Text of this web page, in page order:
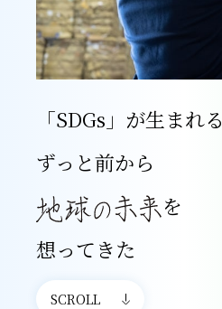
「SDGs」が生まれる
ずっと前から
を
想ってきた
SCROLL